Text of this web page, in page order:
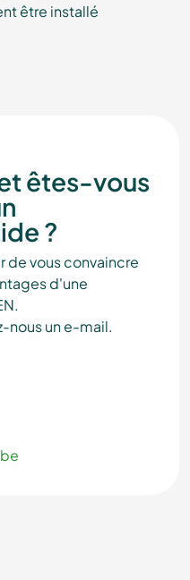
être installé
êtes-vous
?
de vous convaincre
d'une
nous un e-mail.